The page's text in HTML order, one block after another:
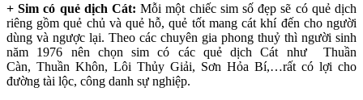
+ Sim có quẻ dịch Cát: Mỗi một chiếc sim số đẹp sẽ có quẻ dịch
riêng gồm quẻ chủ và quẻ hỗ, quẻ tốt mang cát khí đến cho người
dùng và ngược lại. Theo các chuyên gia phong thuỷ thì người sinh
năm 1976 nên chọn sim có các quẻ dịch Cát như Thuần
Càn, Thuần Khôn, Lôi Thủy Giải, Sơn Hỏa Bí,…rất có lợi cho
đường tài lộc, công danh sự nghiệp.